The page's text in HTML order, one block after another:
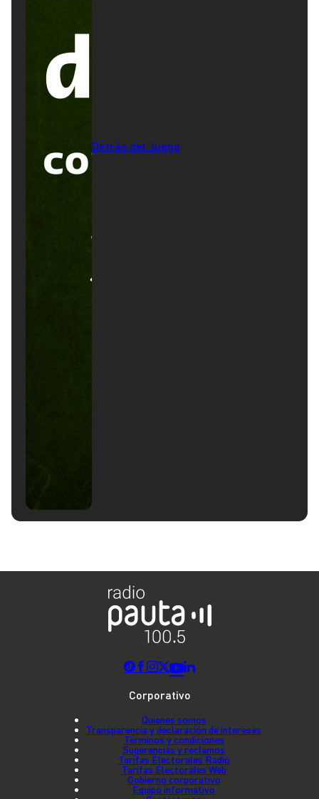
Detrás del Juego
Corporativo
Quienes somos
Transparencia y declaración de intereses
Términos y condiciones
Sugerencias y reclamos
Tarifas Electorales Radio
Tarifas Electorales Web
Gobierno corporativo
Equipo informativo